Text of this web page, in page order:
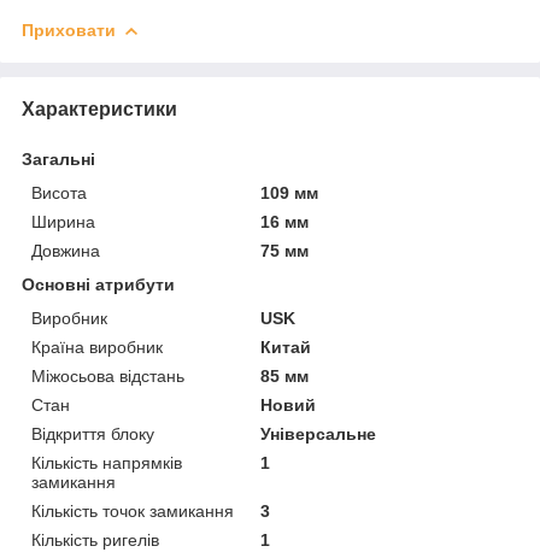
Приховати
Характеристики
Загальні
Висота
109 мм
Ширина
16 мм
Довжина
75 мм
Основні атрибути
Виробник
USK
Країна виробник
Китай
Міжосьова відстань
85 мм
Стан
Новий
Відкриття блоку
Універсальне
Кількість напрямків
замикання
1
Кількість точок замикання
3
Кількість ригелів
1